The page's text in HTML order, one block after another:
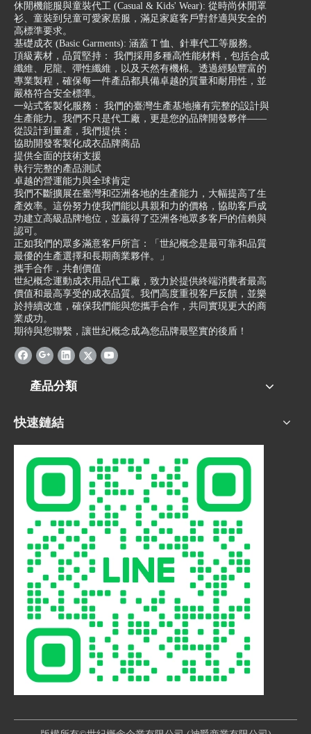
休閒機能服與童裝代工 (Casual & Kids' Wear): 從時尚休閒罩
衫、童裝到兒童可愛家居服，滿足家庭客戶對舒適與安全的
高標準要求。
基礎成衣 (Basic Garments): 涵蓋 T 恤、針車代工等服務。
頂級素材，品質堅持： 我們採用多種高性能材料，包括合成
纖維、尼龍、彈性纖維，以及天然有機棉。透過經驗豐富的
專業製程，確保每一件產品都具備卓越的質量和耐用性，並
嚴格符合安全標準。
一站式客製化服務： 我們的臺灣生產基地擁有完整的設計與
生產能力。我們不只是代工廠，更是您的品牌開發夥伴——
從設計到量產，我們提供：
協助開發客製化成衣品牌商品
提供全面的技術支援
執行完整的產品測試
卓越的營運能力與全球肯定
我們不斷擴展在臺灣和亞洲各地的生產能力，大幅提高了生
產效率。這份努力使我們能以具親和力的價格，協助客戶成
功建立高級品牌地位，並贏得了亞洲各地眾多客戶的信賴與
認可。
正如我們的眾多滿意客戶所言：「世紀概念是最可靠和品質
最優的生產選擇和長期商業夥伴。」
攜手合作，共創價值
世紀概念運動成衣用品代工廠，致力於提供終端消費者最高
價值和最高享受的成衣品質。我們高度重視客戶反饋，並樂
於持續改進，確保我們能與您攜手合作，共同實現更大的商
業成功。
期待與您聯繫，讓世紀概念成為您品牌最堅實的後盾！
產品分類
快速鏈結